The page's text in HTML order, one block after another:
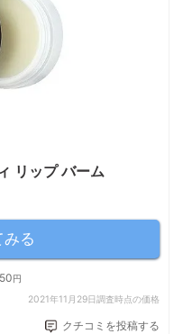
リップ バーム
みる
円
2021年11月29日調査時点の価格
クチコミを投稿する